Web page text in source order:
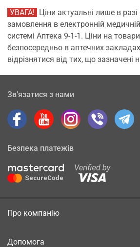
УВАГА! Ціни актуальні лише в
замовлення в електронній
системі Аптека 9-1-1. Ціни на товари
безпосередньо в аптечних
відрізнятися від тих, що зазначені
Зв’язатися з нами
Безпека платежів
Про компанію
Допомога